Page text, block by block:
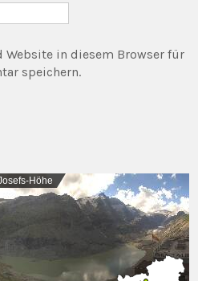
Website in diesem Browser für
speichern.
Höhe